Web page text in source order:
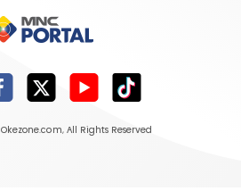
Okezone.com, All Rights Reserved